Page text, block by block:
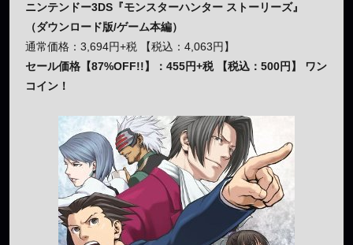
ニンテンドー3DS『モンスターハンター ストーリーズ』
（ダウンロード版/ゲーム本編）
通常価格：3,694円+税 【税込：4,063円】
セール価格【87%OFF!!】：455円+税 【税込：500円】 ワン
コイン！